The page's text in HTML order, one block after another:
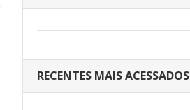
RECENTES MAIS ACESSADOS